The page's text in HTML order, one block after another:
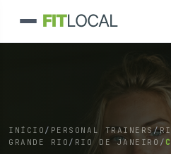
FITLOCAL
INÍCIO / PERSONAL TRAINERS/
GRANDE RIO / RIO DE JANEIRO /